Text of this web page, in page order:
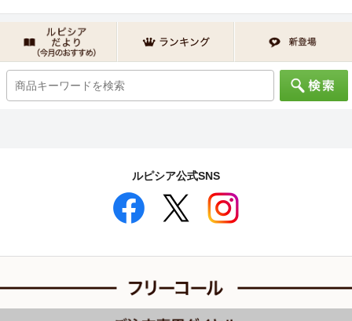
ルピシア公式SNS